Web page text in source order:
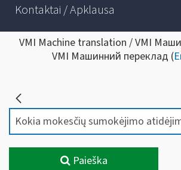
Kontaktai / Apklausa
VMI Machine translation / VMI
VMI Машинний переклад (
Paieška